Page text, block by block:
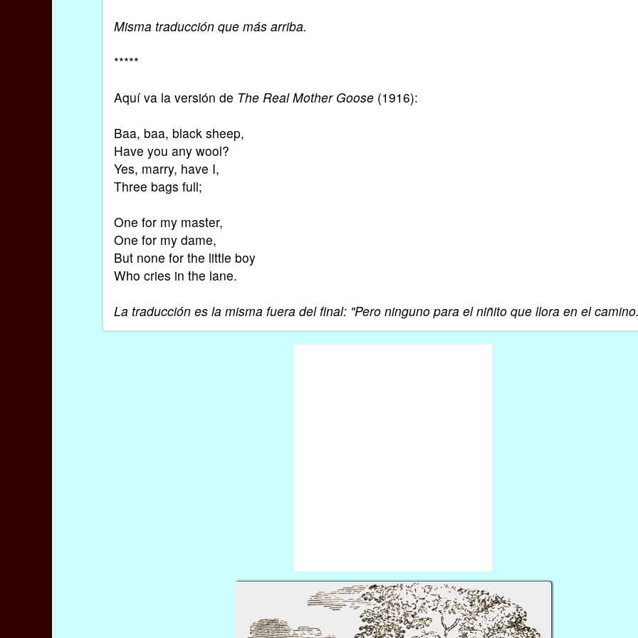
Misma traducción que más arriba.
*****
Aquí va la versión de The Real Mother Goose (1916):
Baa, baa, black sheep,
Have you any wool?
Yes, marry, have I,
Three bags full;
One for my master,
One for my dame,
But none for the little boy
Who cries in the lane.
La traducción es la misma fuera del final: "Pero ninguno para el niñito que llora en el